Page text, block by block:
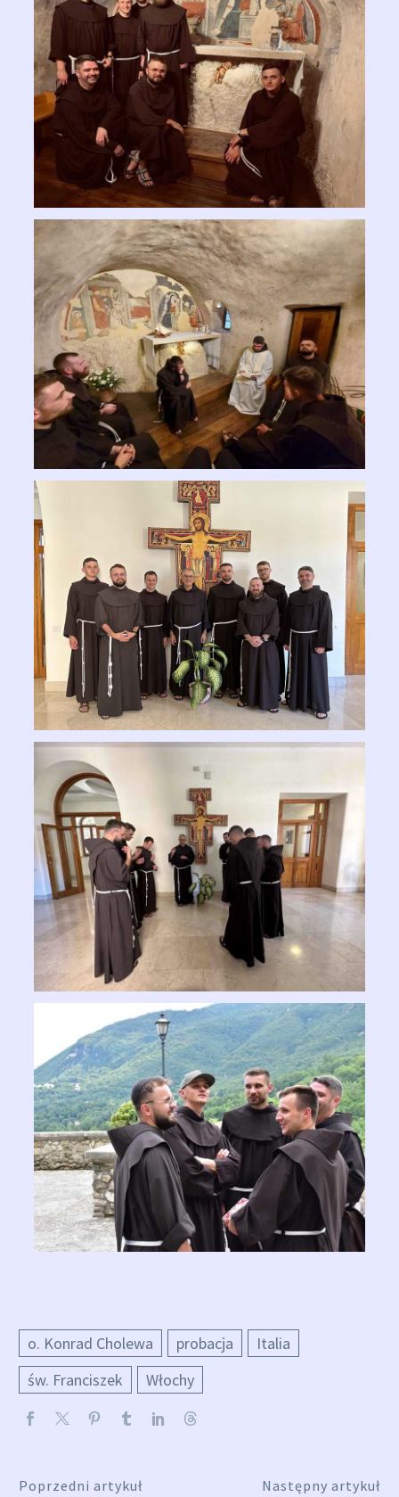
o. Konrad Cholewa probacja
Italia
św. Franciszek
Włochy
Poprzedni artykuł Następny artykuł